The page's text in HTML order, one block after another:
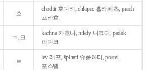
흐
choditi 호디티, chlapec 흘라페츠, prach
프라흐
ㄱ, 크
kachna 카흐나, nikdy 니크디, padák
파다크
ㄹ
lev 레프, šplhati 슈플하티, postel
포스텔